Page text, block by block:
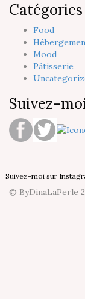
Catégories
Food
Mood
Pâtisserie
Suivez-
Suivez-moi sur
© ByDinaLaPerle